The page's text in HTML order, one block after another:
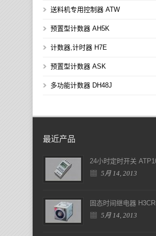
送料机专用控制器 ATW
预置型计数器 AH5K
计数器,计时器 H7E
预置型计数器 ASK
多功能计数器 DH48J
最近产品
24小时定时开关
5月 14, 2013
固态时间继电器
5月 14, 2013